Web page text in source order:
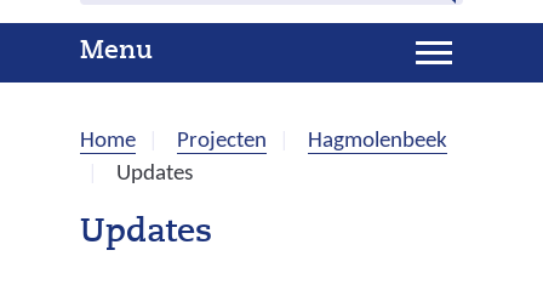
geweigerd.
o
e
k
n
MenuU
i
l
p
Home Projecten
Hagmolenbeek
Updates
Updates